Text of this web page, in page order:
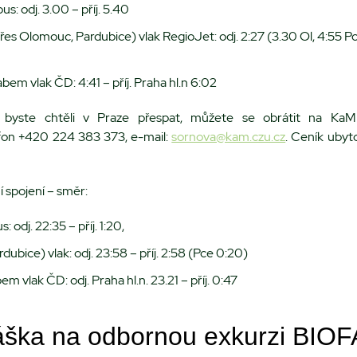
odj. 3.00 – příj. 5.40
Olomouc, Pardubice) vlak RegioJet: odj. 2:27 (3.30 Ol, 4:55
vlak ČD: 4:41 – příj. Praha hl.n 6:02
byste chtěli v Praze přespat, můžete se obrátit na
+420 224 383 373, e-mail:sornova@kam.czu.cz. Ceník
spojení – směr:
odj. 22:35 – příj. 1:20,
vlak: odj. 23:58 – příj. 2:58 (Pce 0:20)
vlak ČD: odj. Praha hl.n. 23.21 – příj. 0:47